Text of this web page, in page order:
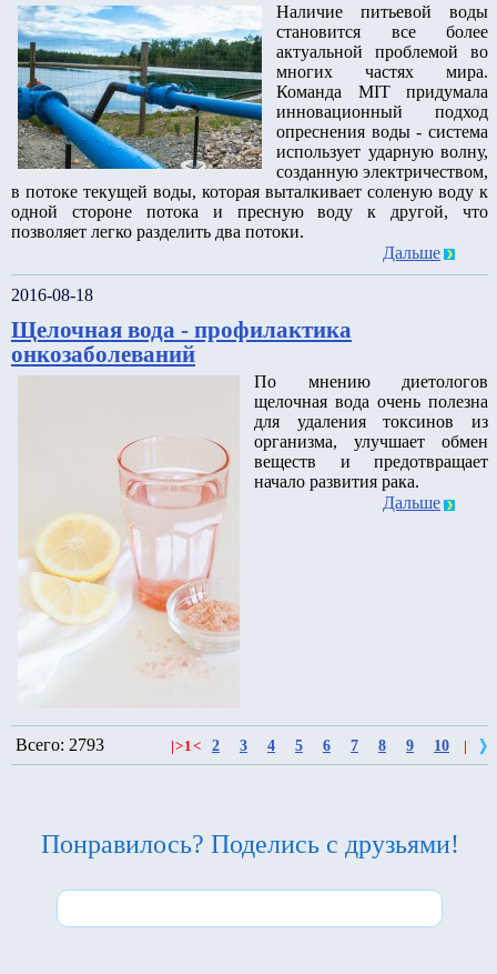
Наличие питьевой воды
становится все более
актуальной проблемой во
многих частях мира.
Команда MIT придумала
инновационный подход
опреснения воды - система
использует ударную волну,
созданную электричеством,
в потоке текущей воды, которая выталкивает соленую воду к
одной стороне потока и пресную воду к другой, что
позволяет легко разделить два потоки.
Дальше
2016-08-18
Щелочная вода - профилактика
онкозаболеваний
По мнению диетологов
щелочная вода очень полезна
для удаления токсинов из
организма, улучшает обмен
веществ и предотвращает
начало развития рака.
Дальше
Всего: 2793 >1< 2 3 4 5 6 7 8 9 10
Понравилось? Поделись с друзьями!